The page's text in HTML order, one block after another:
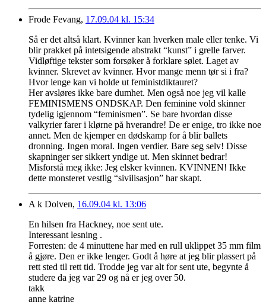
Frode Fevang, 17.09.04 kl. 15:34
Så er det altså klart. Kvinner kan hverken male eller tenke. Vi
blir prakket på intetsigende abstrakt “kunst” i grelle farver.
Vidløftige tekster som forsøker å forklare sølet. Laget av
kvinner. Skrevet av kvinner. Hvor mange menn tør si i fra?
Hvor lenge kan vi holde ut feministdiktauret?
Her avsløres ikke bare dumhet. Men også noe jeg vil kalle
FEMINISMENS ONDSKAP. Den feminine vold skinner
tydelig igjennom “feminismen”. Se bare hvordan disse
valkyrier farer i klørne på hverandre! De er enige, tro ikke noe
annet. Men de kjemper en dødskamp for å blir ballets
dronning. Ingen moral. Ingen verdier. Bare seg selv! Disse
skapninger ser sikkert yndige ut. Men skinnet bedrar!
Misforstå meg ikke: Jeg elsker kvinnen. KVINNEN! Ikke
dette monsteret vestlig “sivilisasjon” har skapt.
A k Dolven, 16.09.04 kl. 13:06
En hilsen fra Hackney, noe sent ute.
Interessant lesning .
Forresten: de 4 minuttene har med en rull uklippet 35 mm film
å gjøre. Den er ikke lenger. Godt å høre at jeg blir plassert på
rett sted til rett tid. Trodde jeg var alt for sent ute, begynte å
studere da jeg var 29 og nå er jeg over 50.
takk
anne katrine